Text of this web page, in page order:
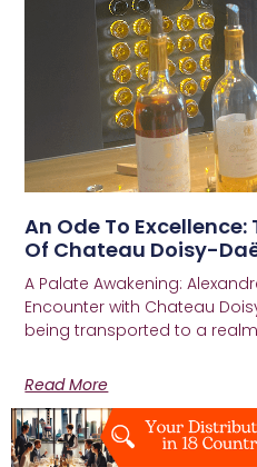
An Ode To
Of Chateau Doisy-
A Palate Awakening:
Encounter with Chateau
being transported to a
Read More